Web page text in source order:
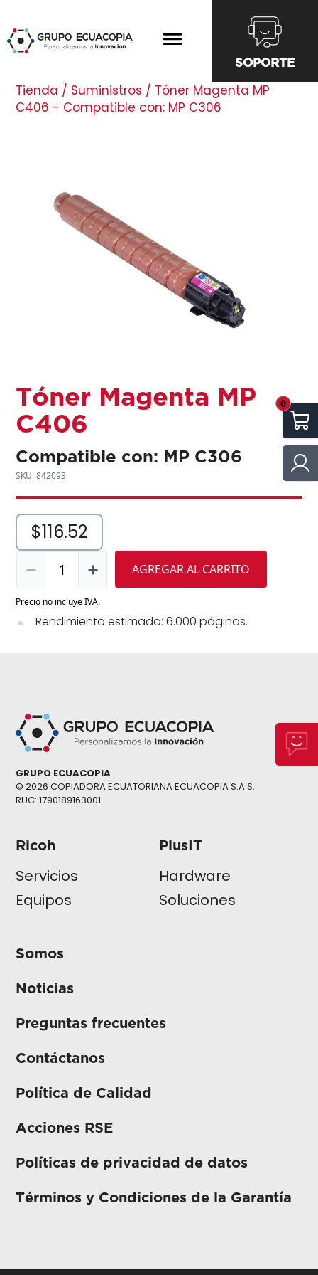
0
SOPORTE
Tienda / Suministros / Tóner Magenta MP
C406 - Compatible con: MP C306
Tóner Magenta MP
C406
Compatible con: MP C306
SKU: 842093
$116.52
1 AGREGAR AL CARRITO
Precio no incluye IVA.
Rendimiento estimado: 6.000 páginas.
GRUPO ECUACOPIA
© 2026 COPIADORA ECUATORIANA ECUACOPIA S.A.S.
RUC: 1790189163001
Ricoh
Servicios
Equipos
PlusIT
Hardware
Soluciones
Somos
Noticias
Preguntas frecuentes
Contáctanos
Política de Calidad
Acciones RSE
Políticas de privacidad de datos
Términos y Condiciones de la Garantía